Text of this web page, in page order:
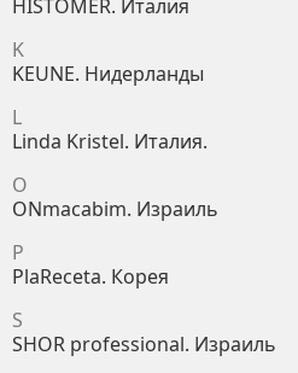
HISTOMER. Италия
K
KEUNE. Нидерланды
L
Linda Kristel. Италия.
O
ONmacabim. Израиль
P
PlaReceta. Корея
S
SHOR professional. Израиль